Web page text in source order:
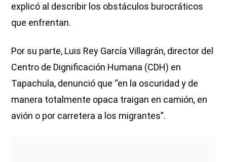
explicó al describir los obstáculos burocráticos
que enfrentan.
Por su parte, Luis Rey García Villagrán, director del
Centro de Dignificación Humana (CDH) en
Tapachula, denunció que “en la oscuridad y de
manera totalmente opaca traigan en camión, en
avión o por carretera a los migrantes”.